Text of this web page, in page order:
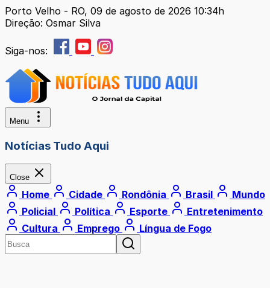
Porto Velho - RO, 09 de agosto de 2026 10:34h
Direção: Osmar Silva
Siga-nos:
Menu
Notícias Tudo Aqui
Close
Home Cidade Rondônia Brasil
Mundo
Policial
Política Esporte
Entretenimento
Cultura
Emprego Língua de Fogo